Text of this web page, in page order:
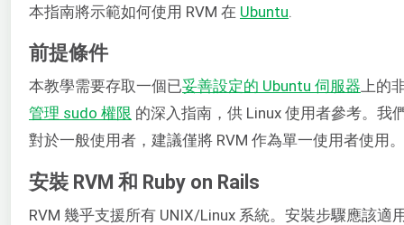
本指南將示範如何使用 RVM 在 Ubuntu
前提條件
本教學需要存取一個已妥善設定的 Ubuntu 伺服器上的
管理 sudo 權限 的深入指南，供 Linux 使用者參考。我
對於一般使用者，建議僅將 RVM 作為單一使用者使用
安裝 RVM 和 Ruby on Rails
RVM 幾乎支援所有 UNIX/Linux 系統。安裝步驟應該適